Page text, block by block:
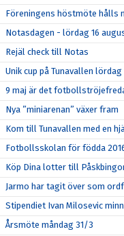
Föreningens höstmöte hålls
Notasdagen - lördag 16
Rejäl check till Notas
Unik cup på Tunavallen lördag
9 maj är det
Nya ”miniarenan” växer fram
Kom till Tunavallen med en
Fotbollsskolan för födda
Köp Dina lotter till
Jarmo har tagit över som
Stipendiet Ivan Milosevic
Årsmöte måndag 31/3